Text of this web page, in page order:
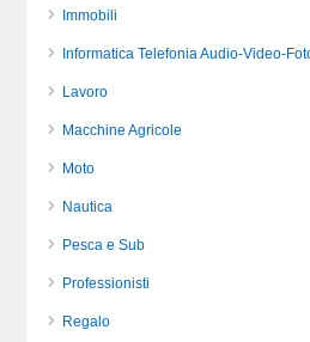
Immobili
Informatica Telefonia Audio-Video-
Lavoro
Macchine Agricole
Moto
Nautica
Pesca e Sub
Professionisti
Regalo